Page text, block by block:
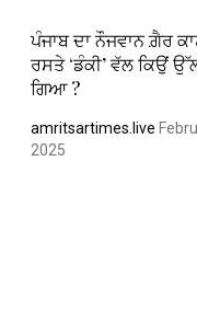
ਪੰਜਾਬ ਦਾ ਨੌਜਵਾਨ ਗ਼ੈਰ
ਰਸਤੇ ‘ਡੰਕੀ’ ਵੱਲ ਕਿਉਂ
ਗਿਆ ?
amritsartimes.live
2025